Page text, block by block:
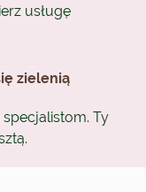
usługę
zielenią
Ty